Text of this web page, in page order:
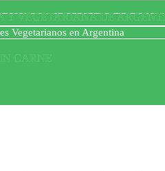
Y VEGETARIANA DE
CARNE
Vegetarianos en Argentina